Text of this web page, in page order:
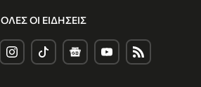
ΟΛΕΣ ΟΙ ΕΙΔΗΣΕΙΣ